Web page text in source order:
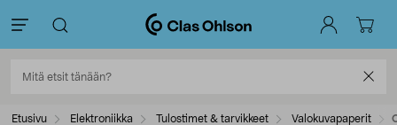
Etusivu Elektroniikka Tulostimet & tarvikkeet Valokuvapaperit